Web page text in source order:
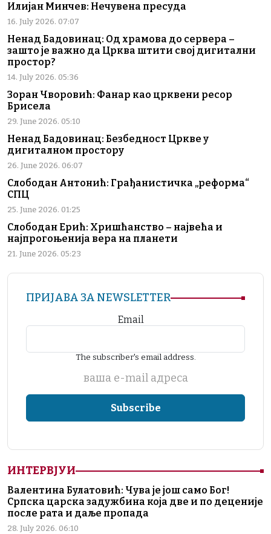
Илијан Минчев: Нечувена пресуда
16. July 2026. 07:07
Ненад Бадовинац: Од храмова до сервера –
зашто је важно да Црква штити свој дигитални
простор?
14. July 2026. 05:36
Зоран Чворовић: Фанар као црквени ресор
Брисела
29. June 2026. 05:10
Ненад Бадовинац: Безбедност Цркве у
дигиталном простору
26. June 2026. 06:07
Слободан Антонић: Грађанистичка „реформа“
СПЦ
25. June 2026. 01:25
Слободан Ерић: Хришћанство – највећа и
најпрогоњенија вера на планети
21. June 2026. 05:23
ПРИЈАВА ЗА NEWSLETTER
Email
The subscriber's email address.
ваша е-mail адреса
ИНТЕРВЈУИ
Валентина Булатовић: Чува је још само Бог!
Српска царска задужбина која две и по деценије
после рата и даље пропада
28. July 2026. 06:10